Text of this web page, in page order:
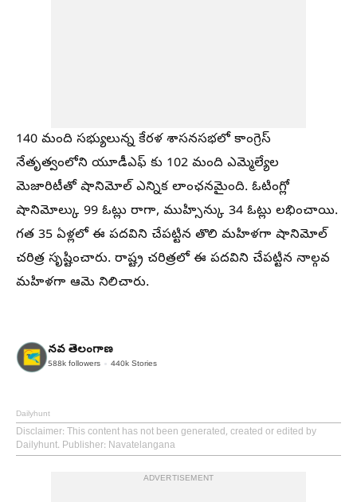
140 మంది సభ్యులున్న కేరళ శాసనసభలో కాంగ్రెస్
నేతృత్వంలోని యూడీఎఫ్ కు 102 మంది ఎమ్మెల్యేల
మెజారిటీతో షానిమోల్ ఎన్నిక లాంఛనమైంది. ఓటింగ్లో
షానిమోల్కు 99 ఓట్లు రాగా, ముహ్సిన్కు 34 ఓట్లు లభించాయి.
గత 35 ఏళ్లలో ఈ పదవిని చేపట్టిన తొలి మహిళగా షానిమోల్
చరిత్ర సృష్టించారు. రాష్ట్ర చరిత్రలో ఈ పదవిని చేపట్టిన నాల్గవ
మహిళగా ఆమె నిలిచారు.
నవ తెలంగాణ
588k followers 440k Stories
Dailyhunt
Disclaimer: This content has not been generated, created or edited by
Dailyhunt. Publisher: Navatelangana
ADVERTISEMENT